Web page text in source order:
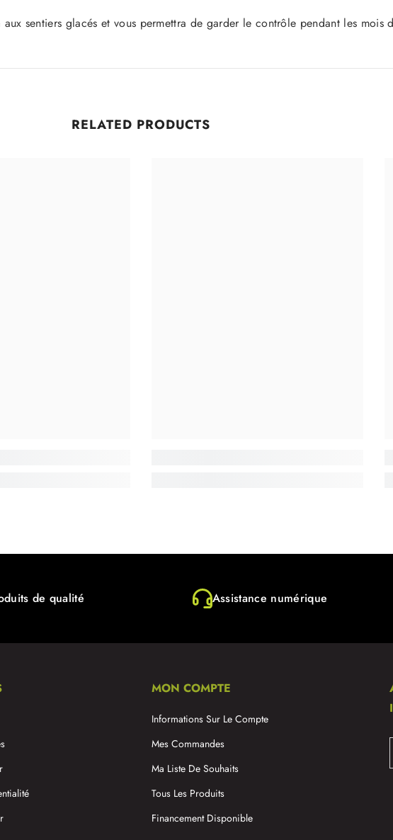
sentiers glacés et vous permettra de garder le contrôle pendant les mois
RELATED PRODUCTS
de qualité Assistance numérique
MON COMPTE
Informations Sur Le Compte
Mes Commandes
Ma Liste De Souhaits
Tous Les Produits
Financement Disponible